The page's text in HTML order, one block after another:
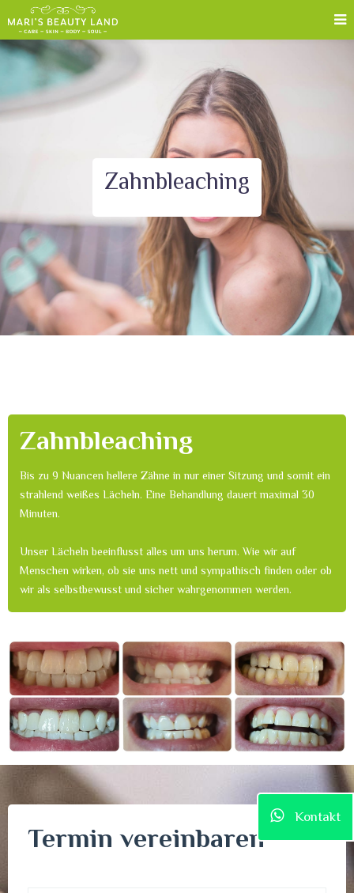
Zahnbleaching
Zahnbleaching
Bis zu 9 Nuancen hellere Zähne in nur einer Sitzung und somit ein
strahlend weißes Lächeln. Eine Behandlung dauert maximal 30
Minuten.
Unser Lächeln beeinflusst alles um uns herum. Wie wir auf
Menschen wirken, ob sie uns nett und sympathisch finden oder ob
wir als selbstbewusst und sicher wahrgenommen werden.
Termin vereinbaren
Kontakt